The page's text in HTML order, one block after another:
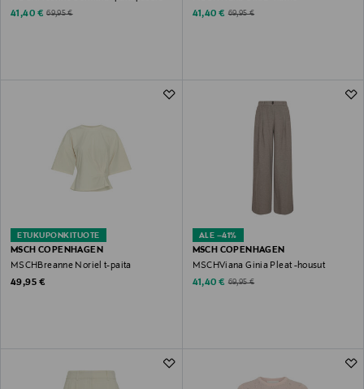
Discounted Price
41,40 € Original Price
69,95 €
Discounted Price
41,40 € Original Price
69,95 €
ETUKUPONKITUOTE
MSCH COPENHAGEN
MSCHBreanne Noriel t-paita
Original Price
49,95 €
ALE –41%
MSCH COPENHAGEN
MSCHViana Ginia Pleat -housut
Discounted Price
41,40 € Original Price
69,95 €